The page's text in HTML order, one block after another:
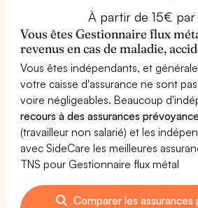
À partir de 15€ par
Vous êtes Gestionnaire flux
revenus en cas de maladie,
Vous êtes indépendants, et
votre caisse d'assurance ne sont
voire négligeables. Beaucoup
recours à des assurances
(travailleur non salarié) et les
avec SideCare les meilleures
TNS pour Gestionnaire flux métal
Comparer les assurances